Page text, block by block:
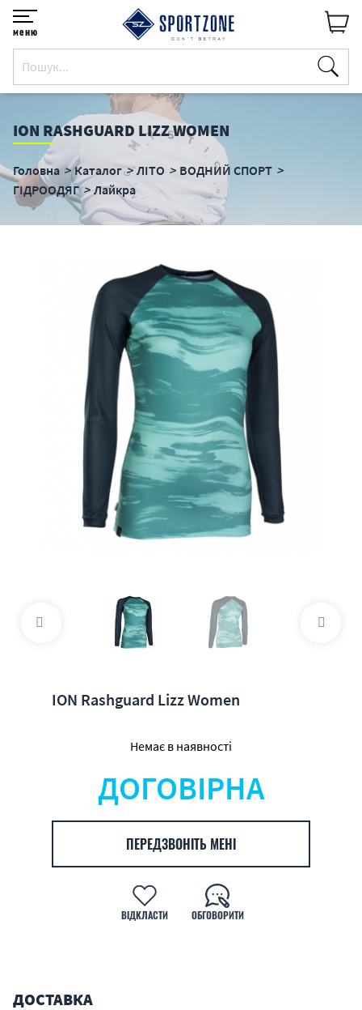
меню
ION RASHGUARD LIZZ WOMEN
Головна Каталог ЛІТО
ВОДНИЙ СПОРТ
ГІДРООДЯГ
Лайкра
ION Rashguard Lizz Women
Немає в наявності
ДОГОВІРНА
ПЕРЕДЗВОНІТЬ МЕНІ
ВІДКЛАСТИ ОБГОВОРИТИ
ДОСТАВКА